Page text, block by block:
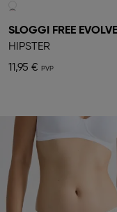
SLOGGI FREE EVOLVE
HIPSTER
11,95 €